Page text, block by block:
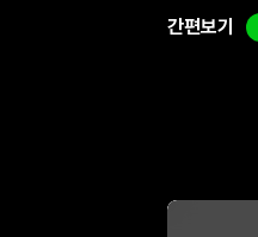
간편보기